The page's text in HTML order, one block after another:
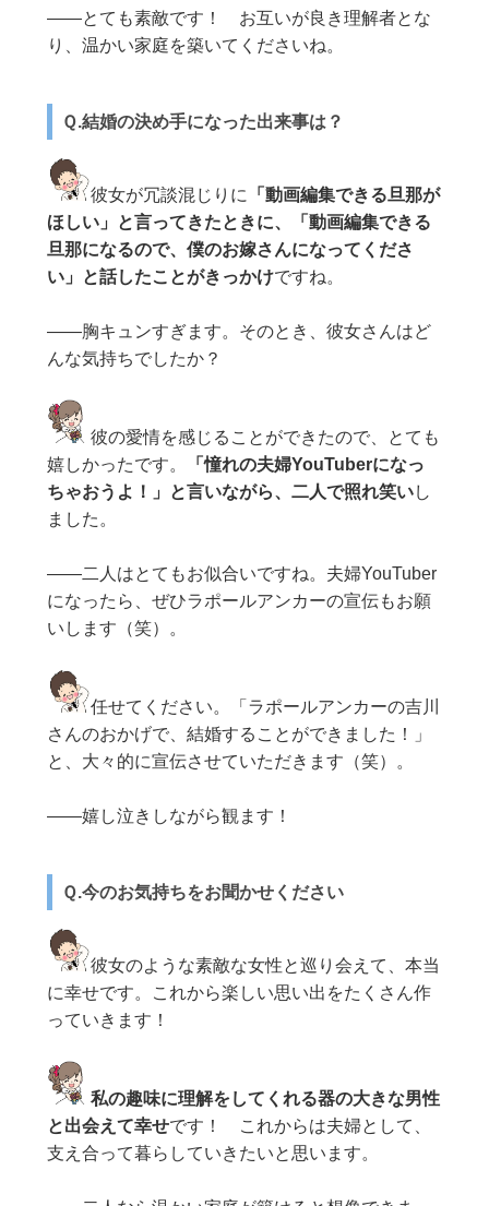
——とても素敵です！ お互いが良き理解者とな
り、温かい家庭を築いてくださいね。
Ｑ.結婚の決め手になった出来事は？
彼女が冗談混じりに
「動画編集できる旦那が
ほしい」と言ってきたときに、「動画編集できる
旦那になるので、僕のお嫁さんになってくださ
い」と話したことがきっかけですね。
——胸キュンすぎます。そのとき、彼女さんはど
んな気持ちでしたか？
彼の愛情を感じることができたので、とても
嬉しかったです。
「憧れの夫婦YouTuberになっ
ちゃおうよ！」と言いながら、二人で照れ笑いし
ました。
——二人はとてもお似合いですね。夫婦YouTuber
になったら、ぜひラポールアンカーの宣伝もお願
いします（笑）。
任せてください。「ラポールアンカーの吉川
さんのおかげで、結婚することができました！」
と、大々的に宣伝させていただきます（笑）。
——嬉し泣きしながら観ます！
Ｑ.今のお気持ちをお聞かせください
彼女のような素敵な女性と巡り会えて、本当
に幸せです。これから楽しい思い出をたくさん作
っていきます！
私の趣味に理解をしてくれる器の大きな男性
と出会えて幸せです！ これからは夫婦として、
支え合って暮らしていきたいと思います。